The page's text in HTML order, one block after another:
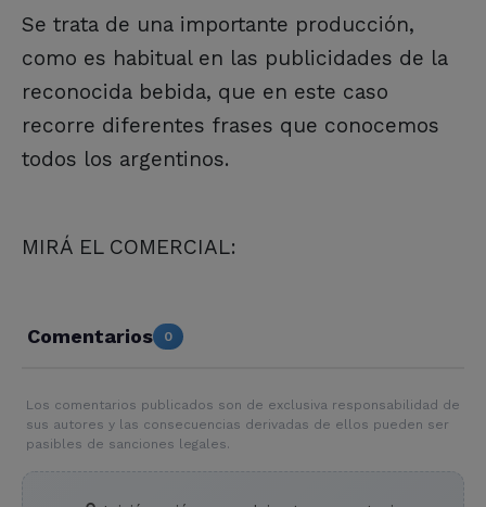
Se trata de una importante producción,
como es habitual en las publicidades de la
reconocida bebida, que en este caso
recorre diferentes frases que conocemos
todos los argentinos.
MIRÁ EL COMERCIAL:
Comentarios 0
Los comentarios publicados son de exclusiva responsabilidad de
sus autores y las consecuencias derivadas de ellos pueden ser
pasibles de sanciones legales.